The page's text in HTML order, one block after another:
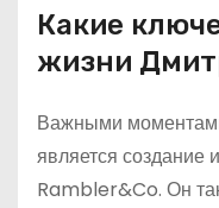
Какие
жизни
Важными
является создание
Rambler&Co. Он